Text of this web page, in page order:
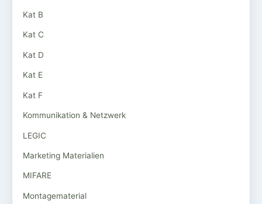
Kat B
Kat C
Kat D
Kat E
Kat F
Kommunikation & Netzwerk
LEGIC
Marketing Materialien
MIFARE
Montagematerial